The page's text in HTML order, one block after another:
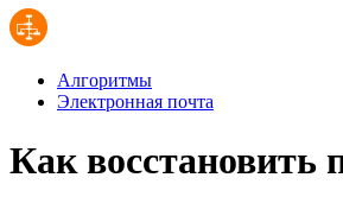
Алгоритмы
Электронная почта
Как восстановить